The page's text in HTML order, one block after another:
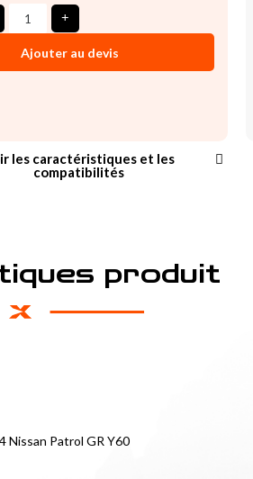
Ajouter au devis
les caractéristiques et les
compatibilités
produit
Nissan Patrol GR Y60